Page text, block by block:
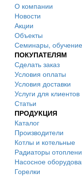
О компании
Новости
Акции
Объекты
Семинары, обучение
ПОКУПАТЕЛЯМ
Сделать заказ
Условия оплаты
Условия доставки
Услуги для клиентов
Статьи
ПРОДУКЦИЯ
Каталог
Производители
Котлы и котельные
Радиаторы
Насосное
Горелки